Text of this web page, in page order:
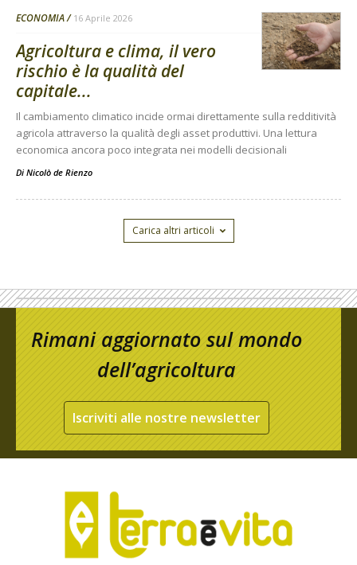
ECONOMIA 16 Aprile 2026
Agricoltura e clima, il vero
rischio è la qualità del
capitale...
Il cambiamento climatico incide ormai direttamente sulla redditività
agricola attraverso la qualità degli asset produttivi. Una lettura
economica ancora poco integrata nei modelli decisionali
Di Nicolò de Rienzo
Carica altri articoli
Rimani aggiornato sul mondo
dell’agricoltura
Iscriviti alle nostre newsletter